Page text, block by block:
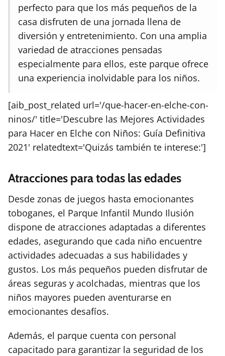
perfecto para que los más pequeños de la
casa disfruten de una jornada llena de
diversión y entretenimiento. Con una amplia
variedad de atracciones pensadas
especialmente para ellos, este parque ofrece
una experiencia inolvidable para los niños.
[aib_post_related url='/que-hacer-en-elche-con-
ninos/' title='Descubre las Mejores Actividades
para Hacer en Elche con Niños: Guía Definitiva
2021' relatedtext='Quizás también te interese:']
Atracciones para todas las edades
Desde zonas de juegos hasta emocionantes
toboganes, el Parque Infantil Mundo Ilusión
dispone de atracciones adaptadas a diferentes
edades, asegurando que cada niño encuentre
actividades adecuadas a sus habilidades y
gustos. Los más pequeños pueden disfrutar de
áreas seguras y acolchadas, mientras que los
niños mayores pueden aventurarse en
emocionantes desafíos.
Además, el parque cuenta con personal
capacitado para garantizar la seguridad de los